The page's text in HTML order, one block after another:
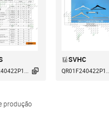

SVHC
produção